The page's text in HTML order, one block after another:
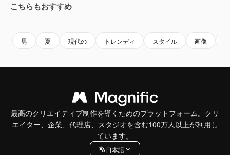
こちらもおすすめ
男 夏 現代の トレンディ スタイル 画像
最高のクリエイティブ制作を導くためのプラットフォーム。クリ
エイター、企業、代理店、スタジオを含む100万人以上が利用し
ています。
日本語